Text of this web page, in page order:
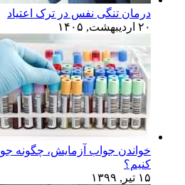
درمان تنگی نفس در ترک اعتیاد
۲۰ اردیبهشت, ۱۴۰۵
خواندن جواب آزمایش، چگونه
کنیم؟
۱۵ تیر, ۱۳۹۹